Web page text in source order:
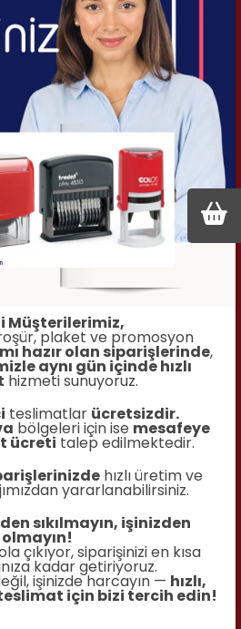
Müşterilerimiz,
plaket ve promosyon
hazır olan siparişlerinde,
aynı gün içinde hızlı
hizmeti sunuyoruz.
teslimatlar ücretsizdir.
bölgeleri için ise mesafeye
ücreti talep edilmektedir.
hızlı üretim ve
yararlanabilirsiniz.
sıkılmayın, işinizden
olmayın!
çıkıyor, siparişinizi en kısa
kadar getiriyoruz.
işinizde harcayın — hızlı,
için bizi tercih edin!
YAKA KARTI
İncele
YAKA KARTI
İncele